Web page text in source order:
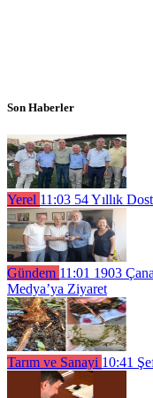
Son Haberler
Yerel 11:03 54 Yıllık
Gündem 11:01 1903
Medya’ya Ziyaret
Tarım ve Sanayi 10:41